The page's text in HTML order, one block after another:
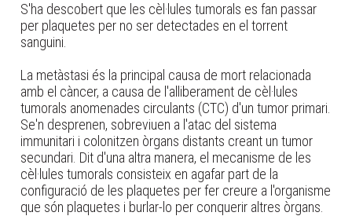
S'ha descobert que les cèl·lules tumorals es fan passar
per plaquetes per no ser detectades en el torrent
sanguini.
La metàstasi és la principal causa de mort relacionada
amb el càncer, a causa de l'alliberament de cèl·lules
tumorals anomenades circulants (CTC) d'un tumor primari.
Se'n desprenen, sobreviuen a l'atac del sistema
immunitari i colonitzen òrgans distants creant un tumor
secundari. Dit d'una altra manera, el mecanisme de les
cèl·lules tumorals consisteix en agafar part de la
configuració de les plaquetes per fer creure a l'organisme
que són plaquetes i burlar-lo per conquerir altres òrgans.